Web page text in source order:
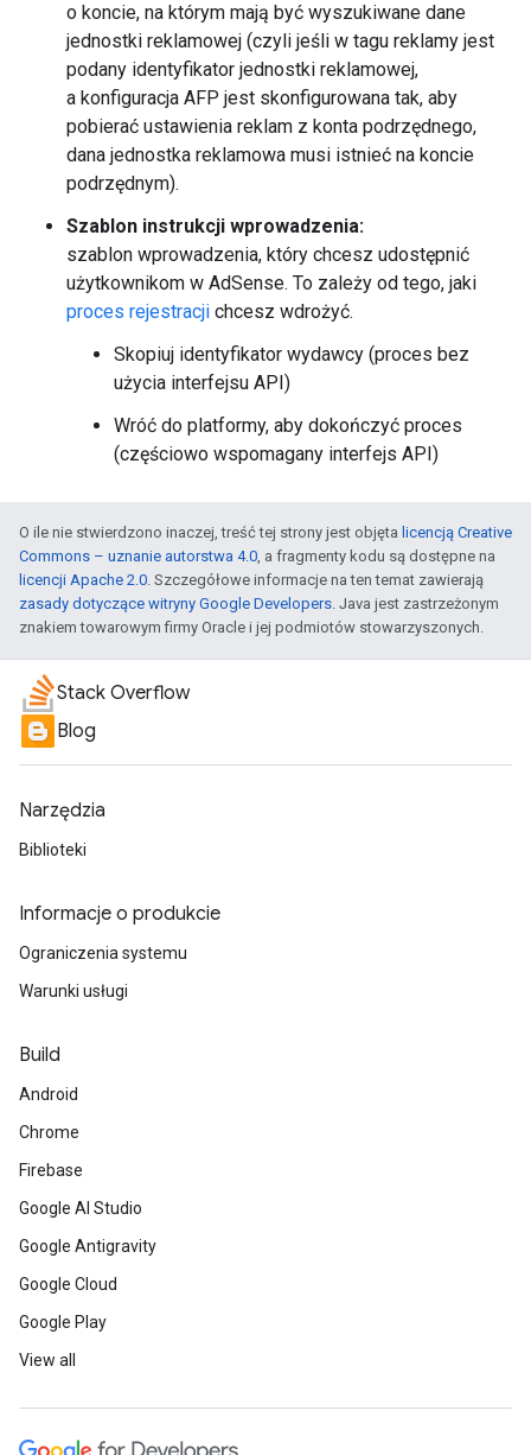
o koncie, na którym mają być wyszukiwane dane
jednostki reklamowej (czyli jeśli w tagu reklamy jest
podany identyfikator jednostki reklamowej,
a konfiguracja AFP jest skonfigurowana tak, aby
pobierać ustawienia reklam z konta podrzędnego,
dana jednostka reklamowa musi istnieć na koncie
podrzędnym).
Szablon instrukcji wprowadzenia:
szablon wprowadzenia, który chcesz udostępnić
użytkownikom w AdSense. To zależy od tego, jaki
proces rejestracji chcesz wdrożyć.
Skopiuj identyfikator wydawcy (proces bez
użycia interfejsu API)
Wróć do platformy, aby dokończyć proces
(częściowo wspomagany interfejs API)
O ile nie stwierdzono inaczej, treść tej strony jest objęta licencją Creative
Commons – uznanie autorstwa 4.0, a fragmenty kodu są dostępne na
licencji Apache 2.0. Szczegółowe informacje na ten temat zawierają
zasady dotyczące witryny Google Developers. Java jest zastrzeżonym
znakiem towarowym firmy Oracle i jej podmiotów stowarzyszonych.
Stack Overflow
Blog
Narzędzia
Biblioteki
Informacje o produkcie
Ograniczenia systemu
Warunki usługi
Build
Android
Chrome
Firebase
Google AI Studio
Google Antigravity
Google Cloud
Google Play
View all